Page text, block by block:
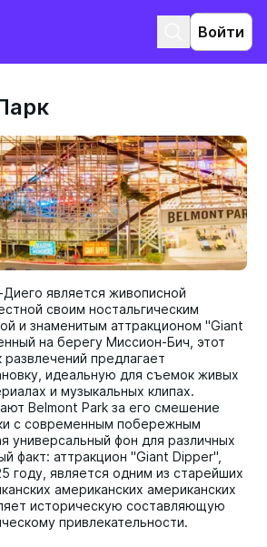
Войти
является живописной
своим ностальгическим
и знаменитым аттракционом "Giant
на берегу Миссион-Бич, этот
развлечений предлагает
идеальную для съемок живых
и музыкальных клипах.
Belmont Park за его смешение
с современным побережным
универсальный фон для различных
факт: аттракцион "Giant Dipper",
году, является одним из старейших
американских американских
историческую составляющую
привлекательности.